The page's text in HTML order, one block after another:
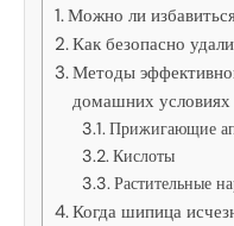
Можно ли
Как безопасно
Методы
домашних условиях
Прижигающие
Кислоты
Растительные
Когда шипица